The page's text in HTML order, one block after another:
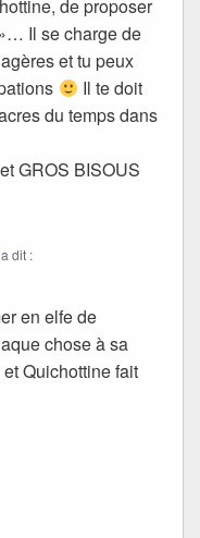
de proposer
Il se charge de
et tu peux
Il te doit
du temps dans
GROS BISOUS
a dit :
en elfe de
chose à sa
Quichottine fait